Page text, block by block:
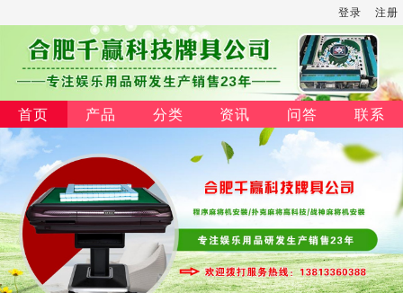
登录 注册
首页 产品 分类 资讯 问答 联系